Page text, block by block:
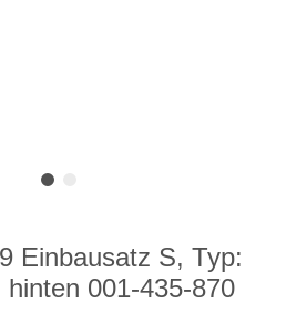
Einbausatz S, Typ:
001-435-870